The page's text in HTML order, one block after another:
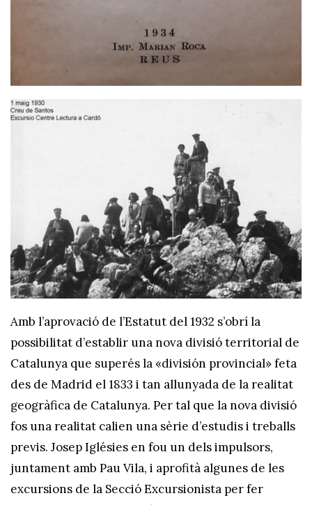
Amb l’aprovació de l’Estatut del 1932 s’obrí la
possibilitat d’establir una nova divisió territorial de
Catalunya que superés la «división provincial» feta
des de Madrid el 1833 i tan allunyada de la realitat
geogràfica de Catalunya. Per tal que la nova divisió
fos una realitat calien una sèrie d’estudis i treballs
previs. Josep Iglésies en fou un dels impulsors,
juntament amb Pau Vila, i aprofità algunes de les
excursions de la Secció Excursionista per fer